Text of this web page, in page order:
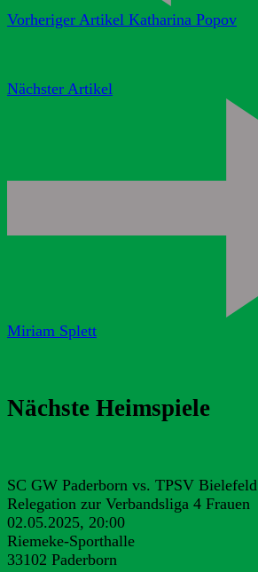
Vorheriger Artikel Katharina Popov
Nächster Artikel
Miriam Splett
Nächste Heimspiele
SC GW Paderborn vs. TPSV Bielefeld
Relegation zur Verbandsliga 4 Frauen
02.05.2025, 20:00
Riemeke-Sporthalle
33102 Paderborn